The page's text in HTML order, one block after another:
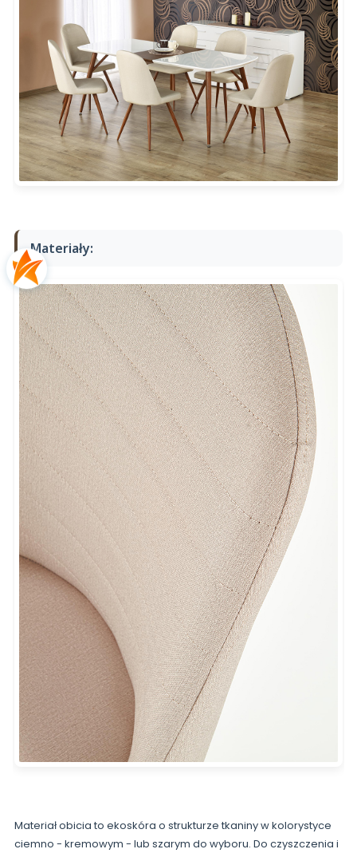
Materiały:
Materiał obicia to ekoskóra o strukturze tkaniny w kolorystyce
ciemno - kremowym - lub szarym do wyboru. Do czyszczenia i